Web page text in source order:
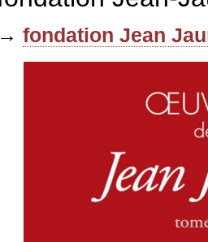
→ fondation Jean